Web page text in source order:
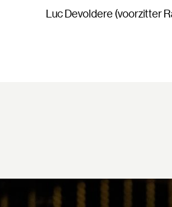
Luc Devoldere (voorzitter